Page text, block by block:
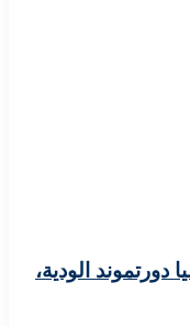
دورتموند الودية،